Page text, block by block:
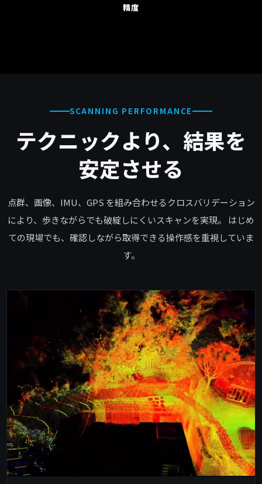
精度
SCANNING PERFORMANCE
テクニックより、結果を
安定させる
点群、画像、IMU、GPS を組み合わせるクロスバリデーション
により、歩きながらでも破綻しにくいスキャンを実現。 はじめ
ての現場でも、確認しながら取得できる操作感を重視していま
す。